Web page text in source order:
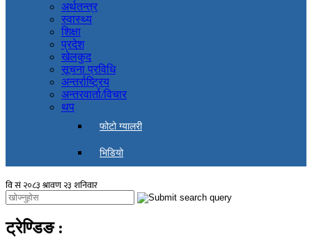
अर्थतन्त्र
स्वास्थ्य
शिक्षा
प्रदेश
खेलकुद
सूचना प्रविधि
अन्तर्राष्ट्रिय
अन्तरवार्ता/विचार
थप
फोटो ग्यालरी
भिडियो
ट्रेण्डिङ :